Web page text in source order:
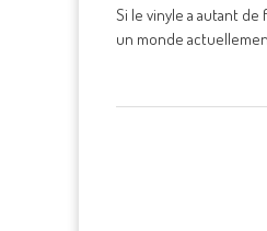
Si le vinyle a autant
un monde